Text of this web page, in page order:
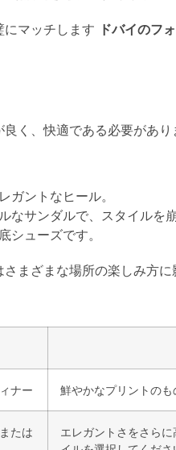
なサンダルで、スタイルを
シューズです。
ナー 鮮やかなプリントの
たは
エレガントさをさら
イルを選択してくださ